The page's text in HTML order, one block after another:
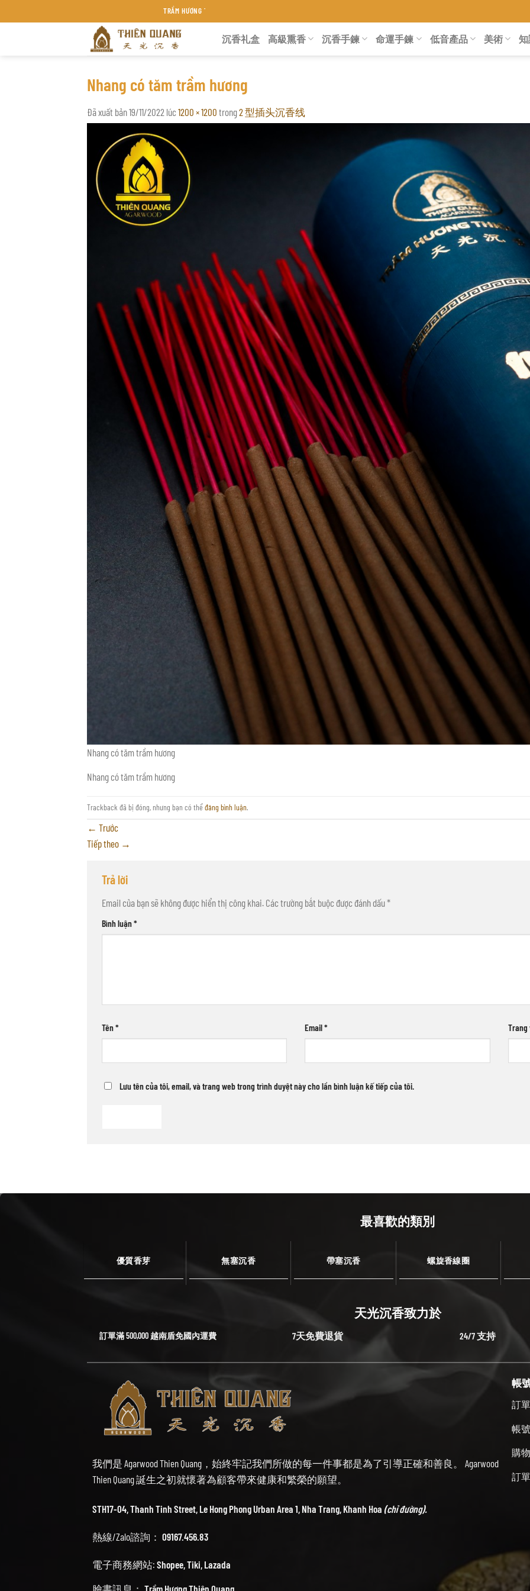
đến
TRẦM HƯƠNG THIÊN QUANG KHÁNH HÒA
沉香礼盒 高級熏香 沉香手鍊 命運手鍊 低音產品 美術
Nhang có tăm trầm hương
Đã xuất bản19/11/2022 lúc1200 × 1200 trong2 型插头沉香线
Nhang có tăm trầm hương
Nhang có tăm trầm hương
Trackback đã bị đóng, nhưng bạn có thểđăng bình luận.
← Trước
Tiếp theo →
Trả lời
Email của bạn sẽ không được hiển thị công khai. Các trường bắt buộc được đánh dấu*
Bình luận*
Tên* Email* Trang
Lưu tên của tôi, email, và trang web trong trình duyệt này cho lần bình luận kế tiếp của tôi.
最喜歡的類別
優質香芽 無塞沉香 帶塞沉香 螺旋香線圈
天光沉香致力於
訂單滿 500,000 越南盾免國內運費 7天免費退貨 24/7 支持
我們是 Agarwood Thien Quang，始終牢記我們所做的每一件事都是為了引導正確和善良。 Agarwood
Thien Quang 誕生之初就懷著為顧客帶來健康和繁榮的願望。
STH17-04, Thanh Tinh Street, Le Hong Phong Urban Area 1, Nha Trang, Khanh Hoa (chỉ đường).
熱線/Zalo諮詢： 09167.456.83
電子商務網站: Shopee,Tiki, Lazada
臉書訊息： Trầm Hương Thiên Quang
帳
訂單
帳號
購
訂